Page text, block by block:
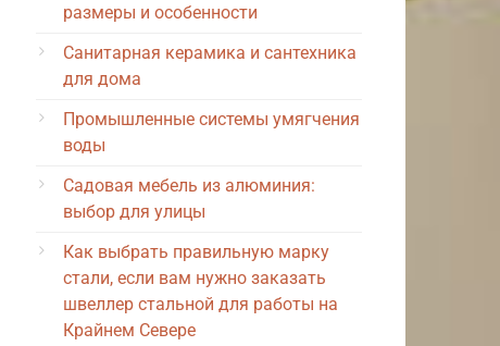
размеры и особенности
Санитарная керамика и сантехника
для дома
Промышленные системы умягчения
воды
Садовая мебель из алюминия:
выбор для улицы
Как выбрать правильную марку
стали, если вам нужно заказать
швеллер стальной для работы на
Крайнем Севере